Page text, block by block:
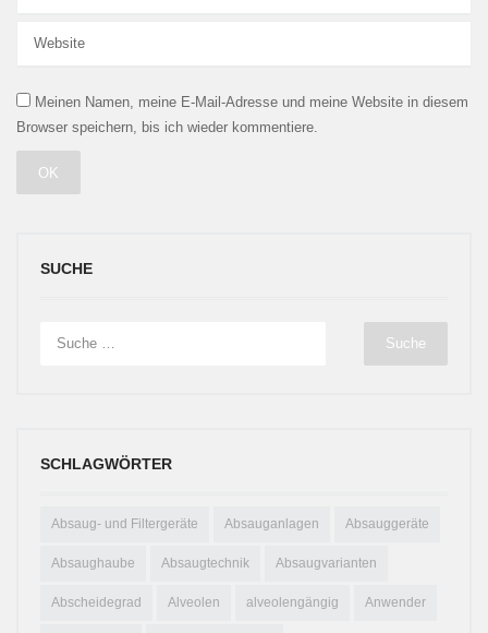
Meinen Namen, meine E-Mail-Adresse und meine Website in diesem
Browser speichern, bis ich wieder kommentiere.
SUCHE
SCHLAGWÖRTER
Absaug- und Filtergeräte Absauganlagen Absauggeräte
Absaughaube Absaugtechnik Absaugvarianten
Abscheidegrad Alveolen alveolengängig Anwender